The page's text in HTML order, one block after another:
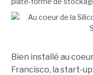
Bien installé au
Francisco, la start-